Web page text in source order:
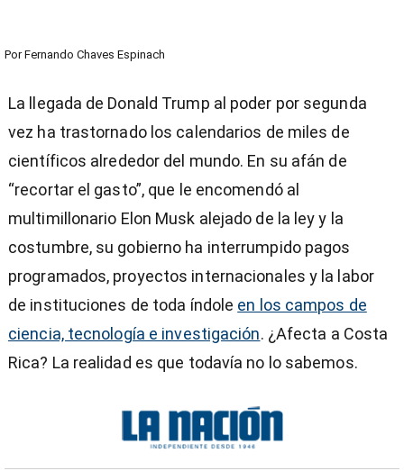
Por Fernando Chaves Espinach
La llegada de Donald Trump al poder por segunda
vez ha trastornado los calendarios de miles de
científicos alrededor del mundo. En su afán de
“recortar el gasto”, que le encomendó al
multimillonario Elon Musk alejado de la ley y la
costumbre, su gobierno ha interrumpido pagos
programados, proyectos internacionales y la labor
de instituciones de toda índole en los campos de
ciencia, tecnología e investigación. ¿Afecta a Costa
Rica? La realidad es que todavía no lo sabemos.